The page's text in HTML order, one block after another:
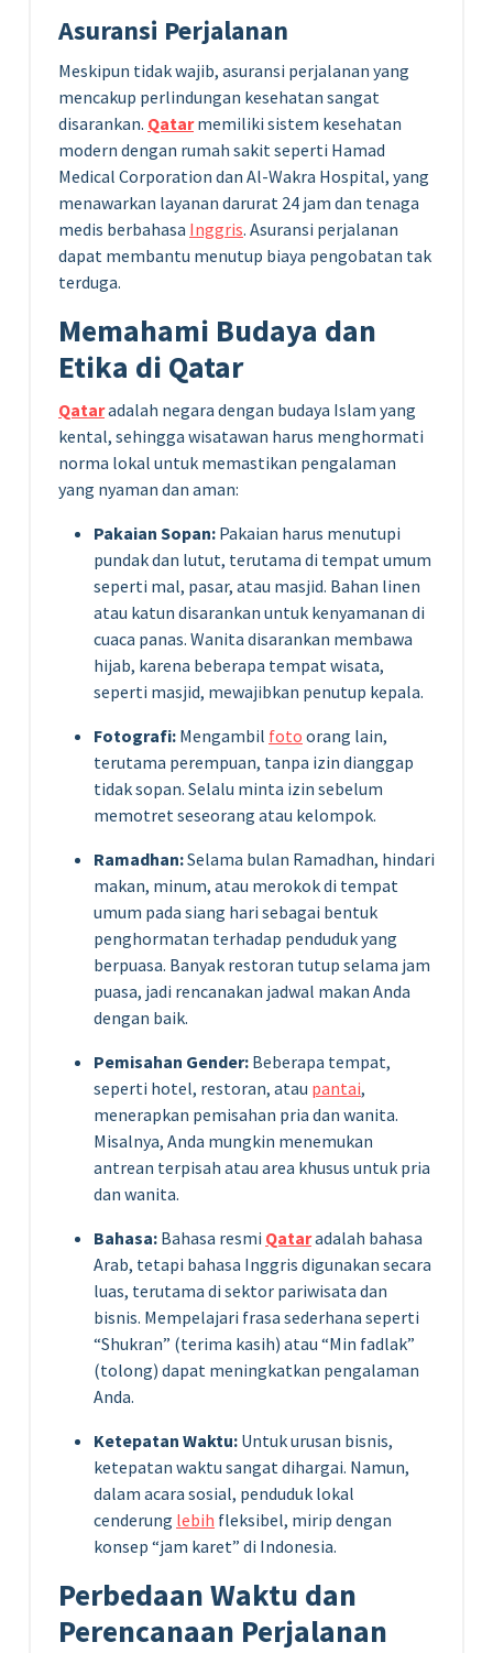
Asuransi Perjalanan
Meskipun tidak wajib, asuransi perjalanan yang
mencakup perlindungan kesehatan sangat
disarankan. Qatar memiliki sistem kesehatan
modern dengan rumah sakit seperti Hamad
Medical Corporation dan Al-Wakra Hospital, yang
menawarkan layanan darurat 24 jam dan tenaga
medis berbahasa Inggris. Asuransi perjalanan
dapat membantu menutup biaya pengobatan tak
terduga.
Memahami Budaya dan
Etika di Qatar
Qataradalah negara dengan budaya Islam yang
kental, sehingga wisatawan harus menghormati
norma lokal untuk memastikan pengalaman
yang nyaman dan aman:
Pakaian Sopan: Pakaian harus menutupi
pundak dan lutut, terutama di tempat umum
seperti mal, pasar, atau masjid. Bahan linen
atau katun disarankan untuk kenyamanan di
cuaca panas. Wanita disarankan membawa
hijab, karena beberapa tempat wisata,
seperti masjid, mewajibkan penutup kepala.
Fotografi: Mengambil foto orang lain,
terutama perempuan, tanpa izin dianggap
tidak sopan. Selalu minta izin sebelum
memotret seseorang atau kelompok.
Ramadhan:Selama bulan Ramadhan, hindari
makan, minum, atau merokok di tempat
umum pada siang hari sebagai bentuk
penghormatan terhadap penduduk yang
berpuasa. Banyak restoran tutup selama jam
puasa, jadi rencanakan jadwal makan Anda
dengan baik.
Pemisahan Gender: Beberapa tempat,
seperti hotel, restoran, atau pantai,
menerapkan pemisahan pria dan wanita.
Misalnya, Anda mungkin menemukan
antrean terpisah atau area khusus untuk pria
dan wanita.
Bahasa: Bahasa resmi Qataradalah bahasa
Arab, tetapi bahasa Inggris digunakan secara
luas, terutama di sektor pariwisata dan
bisnis. Mempelajari frasa sederhana seperti
“Shukran” (terima kasih) atau “Min fadlak”
(tolong) dapat meningkatkan pengalaman
Anda.
Ketepatan Waktu: Untuk urusan bisnis,
ketepatan waktu sangat dihargai. Namun,
dalam acara sosial, penduduk lokal
cenderung lebih fleksibel, mirip dengan
konsep “jam karet” di Indonesia.
Perbedaan Waktu dan
Perencanaan Perjalanan